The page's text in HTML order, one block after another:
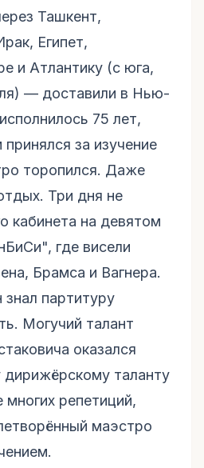
Ташкент,
Египет,
и Атлантику (с юга,
— доставили в Нью-
75 лет,
за изучение
торопился. Даже
Три дня не
кабинета на девятом
где висели
Брамса и Вагнера.
партитуру
Могучий талант
оказался
дирижёрскому таланту
репетиций,
маэстро